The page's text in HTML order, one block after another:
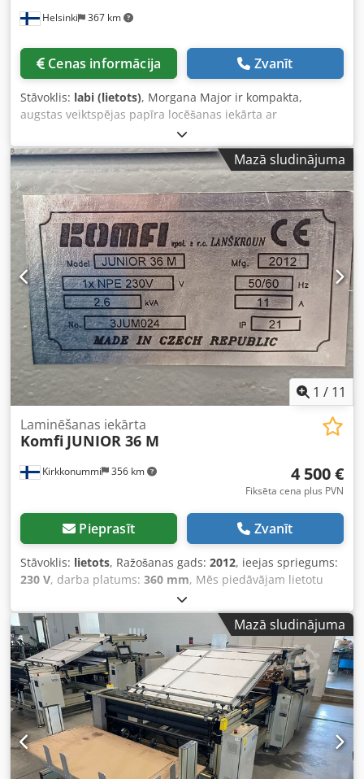
Helsinki 367 km
Cenas informācija Zvanīt
Stāvoklis: labi (lietots), Morgana Major ir kompakta,
augstas veiktspējas papīra locēšanas iekārta ar
pneimatiskās padeves sistēmu, kas paredzēta digitālajām
un ofseta drukas iekārtām. Tā piedāvā regulējamu ātrumu
diapazonu no 4500 līdz 27 500 loksnēm stundā, digitālos
iestatījumus ar precizitāti līdz 0,1 mm un apstrādā papīru
ar blīvumu no 45 g/m² līdz 240 g/m². Tehniskās
specifikācijas: Maksimālais ātrums: 27 500 loksnes stundā
(A4 formāts) Minimālais ātrums: 4500 loksnes stundā
Papīra blīvuma diapazons: no 45 g/m² līdz 240 g/m²
Maksimālais loksnes izmērs: 365 mm platums x 648 mm
(vai līdz 674 mm atkarībā no konfigurācijas) Minimālais
loksnes izmērs: 140 mm platums x 160 mm Dksdpfozr E D
Aox Ah Aor Vadības displejs: LED displejs ar precizitāti līdz
0,1 mm, kas paredzēts locēšanas plākšņu iestatījumu
regulēšanai.
Mazā sludinājuma
1 / 11
Kirkkonummi 356 km
Laminēšanas iekārta
Komfi JUNIOR 36 M
4 500 €
Fiksēta cena plus PVN
Pieprasīt Zvanīt
Stāvoklis: lietots, Ražošanas gads: 2012, ieejas spriegums:
230 V, darba platums: 360 mm, Mēs piedāvājam lietotu
Komfi JUNIOR 36 M laminēšanas iekārtu, kas ražota
2012. gadā. Iekārta ir ļoti labā stāvoklī un gatava darbam.
Djdpfxozrv Hno Ah Aekr Modelis: JUNIOR 36 M Ražošanas
gads: 2012 Spriegums: 230 V Ja jums ir kādi jautājumi vai
nepieciešama papildu informācija, lūdzu, nosūtiet mums
ziņu vai sazinieties ar mums pa tālruni.
Mazā sludinājuma